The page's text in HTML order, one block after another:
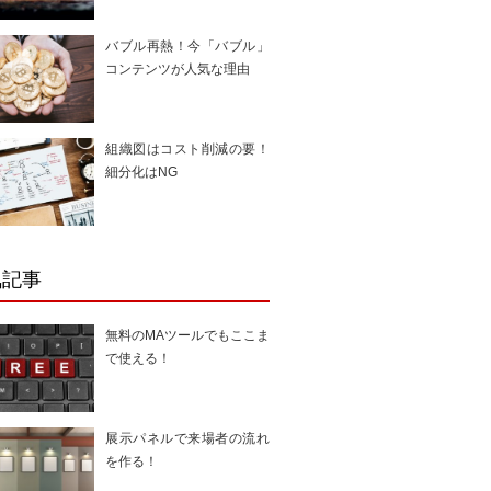
バブル再熱！今「バブル」
コンテンツが人気な理由
組織図はコスト削減の要！
細分化はNG
事
無料のMAツールでもここま
で使える！
展示パネルで来場者の流れ
を作る！